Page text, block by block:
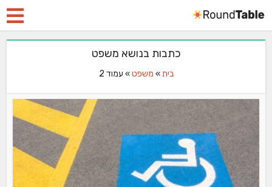
כתבות בנושא משפט
בית» משפט» עמוד 2